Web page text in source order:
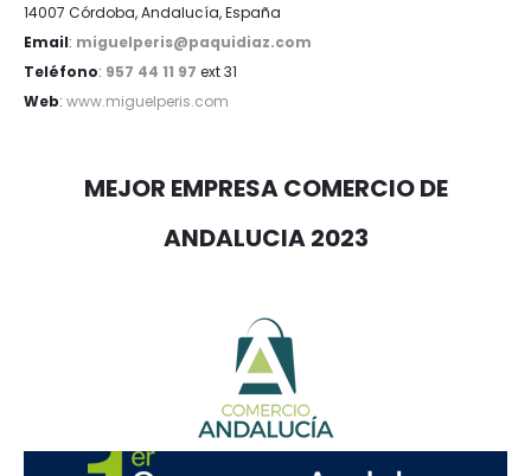
14007 Córdoba, Andalucía, España
Email: miguelperis@paquidiaz.com
Teléfono: 957 44 11 97 ext 31
Web: www.miguelperis.com
MEJOR EMPRESA COMERCIO DE
ANDALUCIA 2023